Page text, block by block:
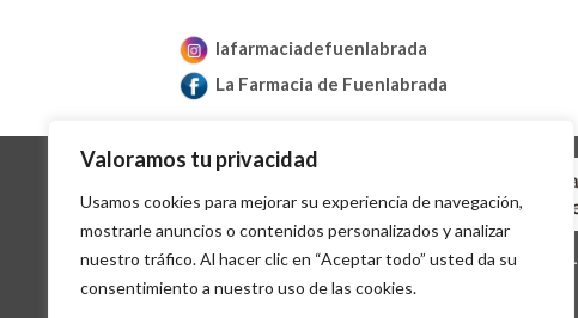
Valoramos tu privacidad
Usamos cookies para mejorar su experiencia de navegación,
mostrarle anuncios o contenidos personalizados y analizar
nuestro tráfico. Al hacer clic en “Aceptar todo” usted da su
consentimiento a nuestro uso de las cookies.
lafarmaciadefuenlabrada
La Farmacia de Fuenlabrada
AVISO LEGAL